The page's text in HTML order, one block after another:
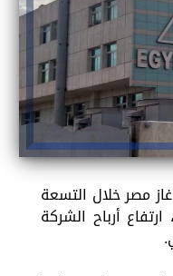
مصر خلال التسعة
أرباح الشركة